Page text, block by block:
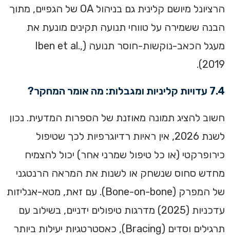
הרציונל מיושם קלינית גם בניהול OA של הגפיים, מתוך
הבנה ששמירה על טווחי תנועה תקינים מונעת את
מעגל הכאב-נוקשות-חוסר תנועה (Iben et al.,
2019).
7.4 עדויות קליניות ומגבלות: מה אומר המחקר?
חשוב להציג תמונה מאוזנת של הספרות המדעית. נכון
לשנת 2026, אין ראיות רדיוגרפיות לכך שטיפול
כירופרקטי (או כל טיפול שמרני אחר) יכול להצמיח
מחדש סחוס שנשחק או לשנות את המראה הרנטגני
של המפרק (Bone-on-bone). עם זאת, מטא-אנליזות
עדכניות (2025) מדרגות טיפולים ידניים, בשילוב עם
תרגילים וסדים (Bracing), כאסטרטגיות יעילות ביותר